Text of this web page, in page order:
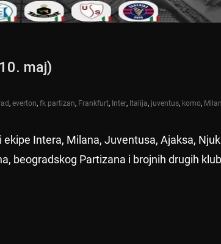
maj)
, everton, fk partizan, Frankfurt, Inter, Italija, juventus, komo, Milan
Intera, Milana, Juventusa, Ajaksa,
beogradskog Partizana i brojnih drugih